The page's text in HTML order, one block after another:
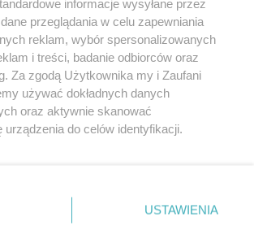
Reklama Prywatność
Praca Łódź
the:protocol
Facebook.com
Youtube.com
informacje wysyłane przez
przeglądania w celu zapewniania
reklam, wybór spersonalizowanych
i treści, badanie odbiorców oraz
Za zgodą Użytkownika my i Zaufani
używać dokładnych danych
oraz aktywnie skanować
do celów identyfikacji.
klikając przycisk ustawień prywatności
lewym dolnym rogu strony
. Niektóre
USTAWIENIA